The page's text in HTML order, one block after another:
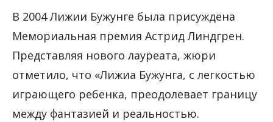
В 2004 Лижии Бужунге была присуждена
Мемориальная премия Астрид Линдгрен.
Представляя нового лауреата, жюри
отметило, что «Лижиа Бужунга, с легкостью
играющего ребенка, преодолевает границу
между фантазией и реальностью.